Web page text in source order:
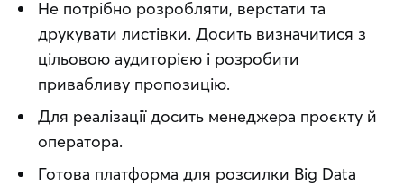
Не потрібно розробляти, верстати та
друкувати листівки. Досить визначитися з
цільовою аудиторією і розробити
привабливу пропозицію.
Для реалізації досить менеджера проєкту й
оператора.
Готова платформа для розсилки Big Data